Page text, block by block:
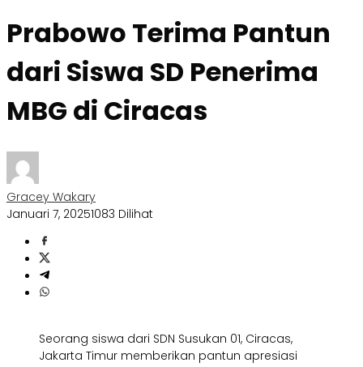
Prabowo Terima Pantun
dari Siswa SD Penerima
MBG di Ciracas
Gracey Wakary
Januari 7, 20251083 Dilihat
Seorang siswa dari SDN Susukan 01, Ciracas,
Jakarta Timur memberikan pantun apresiasi